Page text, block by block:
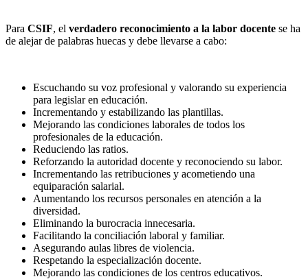
Para CSIF, el verdadero reconocimiento a la labor docente se ha
de alejar de palabras huecas y debe llevarse a cabo:
Escuchando su voz profesional y valorando su experiencia
para legislar en educación.
Incrementando y estabilizando las plantillas.
Mejorando las condiciones laborales de todos los
profesionales de la educación.
Reduciendo las ratios.
Reforzando la autoridad docente y reconociendo su labor.
Incrementando las retribuciones y acometiendo una
equiparación salarial.
Aumentando los recursos personales en atención a la
diversidad.
Eliminando la burocracia innecesaria.
Facilitando la conciliación laboral y familiar.
Asegurando aulas libres de violencia.
Respetando la especialización docente.
Mejorando las condiciones de los centros educativos.